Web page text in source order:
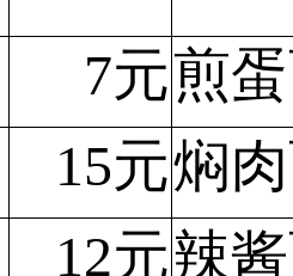
7元煎
15元焖
12元辣